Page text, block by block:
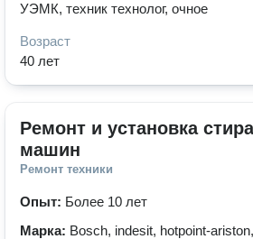
УЭМК, техник технолог, очное
Возраст
40 лет
Ремонт и установка
машин
Ремонт техники
Опыт: Более 10 лет
Марка: Bosch, indesit, hotpoint-